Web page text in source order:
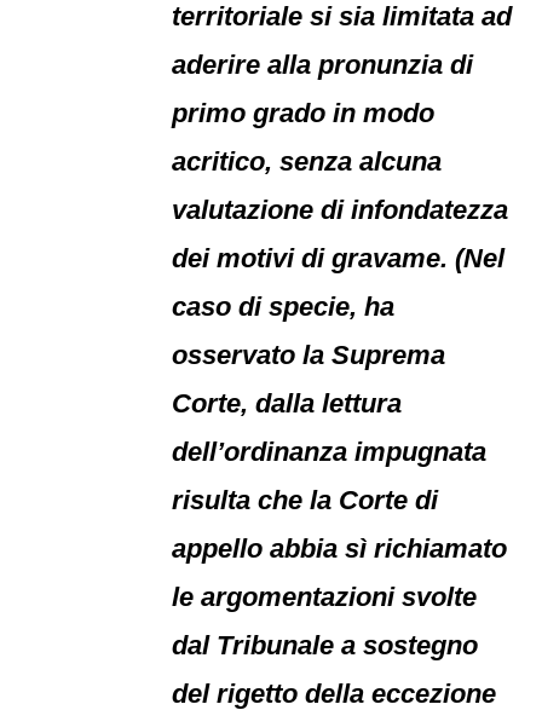
territoriale si sia limitata ad
aderire alla pronunzia di
primo grado in modo
acritico, senza alcuna
valutazione di infondatezza
dei motivi di gravame. (Nel
caso di specie, ha
osservato la Suprema
Corte, dalla lettura
dell’ordinanza impugnata
risulta che la Corte di
appello abbia sì richiamato
le argomentazioni svolte
dal Tribunale a sostegno
del rigetto della eccezione